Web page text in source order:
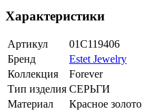
Характеристики
Артикул
01С119406
Бренд
Estet Jewelry
Коллекция
Forever
Тип изделия СЕРЬГИ
Материал
Красное золото